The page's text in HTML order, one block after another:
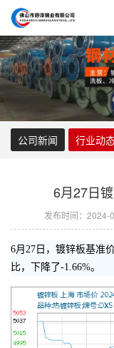
公司新闻 行业动
6月27日
发布时间：2024-
6月27日，镀锌板基准
比，下降了-1.66%。